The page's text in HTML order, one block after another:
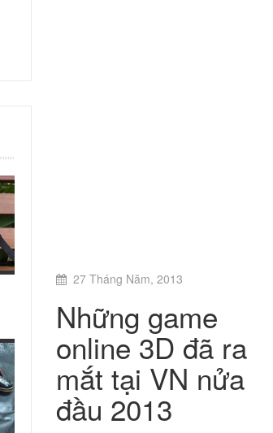
27 Tháng Năm, 2013
Những game
online 3D đã ra
mắt tại VN nửa
đầu 2013